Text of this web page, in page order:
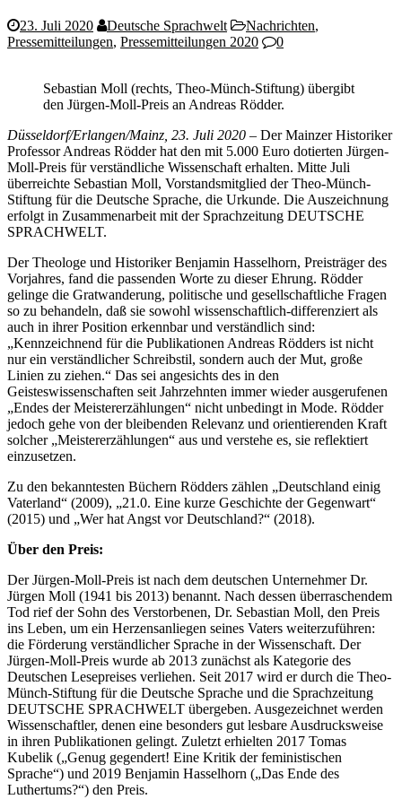
23. Juli 2020 Deutsche Sprachwelt Nachrichten,
Pressemitteilungen, Pressemitteilungen 2020 0
Sebastian Moll (rechts, Theo-Münch-Stiftung) übergibt
den Jürgen-Moll-Preis an Andreas Rödder.
Düsseldorf/Erlangen/Mainz, 23. Juli 2020 – Der Mainzer Historiker
Professor Andreas Rödder hat den mit 5.000 Euro dotierten Jürgen-
Moll-Preis für verständliche Wissenschaft erhalten. Mitte Juli
überreichte Sebastian Moll, Vorstandsmitglied der Theo-Münch-
Stiftung für die Deutsche Sprache, die Urkunde. Die Auszeichnung
erfolgt in Zusammenarbeit mit der Sprachzeitung DEUTSCHE
SPRACHWELT.
Der Theologe und Historiker Benjamin Hasselhorn, Preisträger des
Vorjahres, fand die passenden Worte zu dieser Ehrung. Rödder
gelinge die Gratwanderung, politische und gesellschaftliche Fragen
so zu behandeln, daß sie sowohl wissenschaftlich-differenziert als
auch in ihrer Position erkennbar und verständlich sind:
„Kennzeichnend für die Publikationen Andreas Rödders ist nicht
nur ein verständlicher Schreibstil, sondern auch der Mut, große
Linien zu ziehen.“ Das sei angesichts des in den
Geisteswissenschaften seit Jahrzehnten immer wieder ausgerufenen
„Endes der Meistererzählungen“ nicht unbedingt in Mode. Rödder
jedoch gehe von der bleibenden Relevanz und orientierenden Kraft
solcher „Meistererzählungen“ aus und verstehe es, sie reflektiert
einzusetzen.
Zu den bekanntesten Büchern Rödders zählen „Deutschland einig
Vaterland“ (2009), „21.0. Eine kurze Geschichte der Gegenwart“
(2015) und „Wer hat Angst vor Deutschland?“ (2018).
Über den Preis:
Der Jürgen-Moll-Preis ist nach dem deutschen Unternehmer Dr.
Jürgen Moll (1941 bis 2013) benannt. Nach dessen überraschendem
Tod rief der Sohn des Verstorbenen, Dr. Sebastian Moll, den Preis
ins Leben, um ein Herzensanliegen seines Vaters weiterzuführen:
die Förderung verständlicher Sprache in der Wissenschaft. Der
Jürgen-Moll-Preis wurde ab 2013 zunächst als Kategorie des
Deutschen Lesepreises verliehen. Seit 2017 wird er durch die Theo-
Münch-Stiftung für die Deutsche Sprache und die Sprachzeitung
DEUTSCHE SPRACHWELT übergeben. Ausgezeichnet werden
Wissenschaftler, denen eine besonders gut lesbare Ausdrucksweise
in ihren Publikationen gelingt. Zuletzt erhielten 2017 Tomas
Kubelik („Genug gegendert! Eine Kritik der feministischen
Sprache“) und 2019 Benjamin Hasselhorn („Das Ende des
Luthertums?“) den Preis.